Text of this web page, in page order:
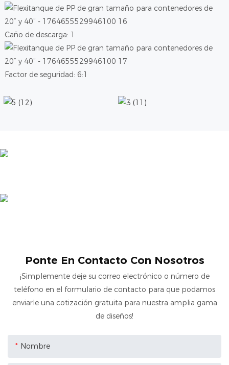
Caño de descarga: 1
Factor de seguridad: 6:1
Ponte En Contacto Con Nosotros
¡Simplemente deje su correo electrónico o número de
teléfono en el formulario de contacto para que podamos
enviarle una cotización gratuita para nuestra amplia gama
de diseños!
Nombre